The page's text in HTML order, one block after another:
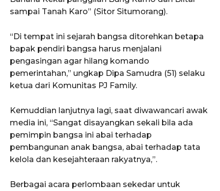
sampai Tanah Karo” (Sitor Situmorang).
“Di tempat ini sejarah bangsa ditorehkan betapa
bapak pendiri bangsa harus menjalani
pengasingan agar hilang komando
pemerintahan,” ungkap Dipa Samudra (51) selaku
ketua dari Komunitas PJ Family.
Kemuddian lanjutnya lagi, saat diwawancari awak
media ini, “Sangat disayangkan sekali bila ada
pemimpin bangsa ini abai terhadap
pembangunan anak bangsa, abai terhadap tata
kelola dan kesejahteraan rakyatnya,”.
Berbagai acara perlombaan sekedar untuk